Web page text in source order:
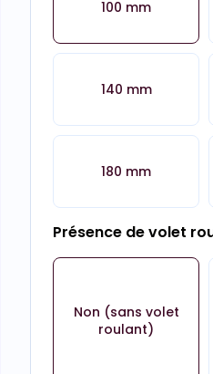
100 mm
140 mm
180 mm
Présence de volet
Non (sans volet
roulant)